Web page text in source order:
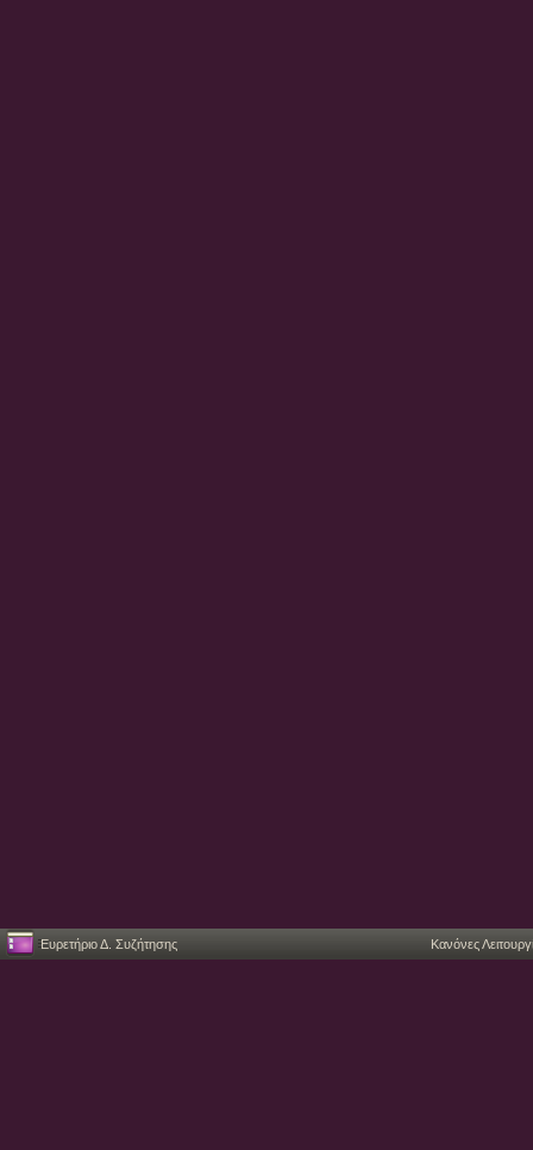
Ευρετήριο Δ. Συζήτησης Κανόνες